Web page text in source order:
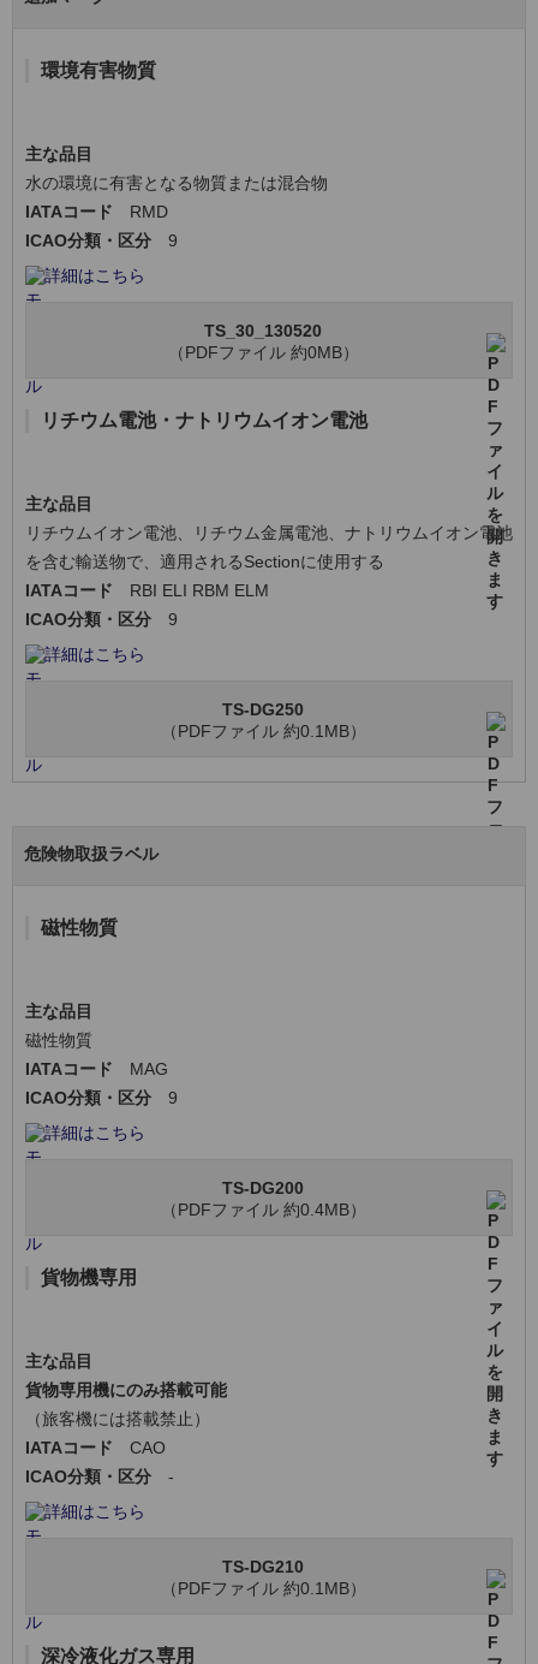
環境有害物質
主な品目
水の環境に有害となる物質または混合物
IATAコード
RMD
ICAO分類・区分
9
詳細はこちら
TS_30_130520
（PDFファイル 約0MB）
リチウム電池・ナトリウムイオン電池
主な品目
リチウムイオン電池、リチウム金属電池、ナトリウムイオン電池
を含む輸送物で、適用されるSectionに使用する
IATAコード RBI ELI RBM ELM
ICAO分類・区分 9
詳細はこちら
TS-DG250
（PDFファイル 約0.1MB）
危険物取扱ラベル
磁性物質
主な品目
磁性物質
IATAコード MAG
ICAO分類・区分 9
詳細はこちら
TS-DG200
（PDFファイル 約0.4MB）
貨物機専用
主な品目
貨物専用機にのみ搭載可能
（旅客機には搭載禁止）
IATAコード
CAO
ICAO分類・区分 -
詳細はこちら
TS-DG210
（PDFファイル 約0.1MB）
深冷液化ガス専用